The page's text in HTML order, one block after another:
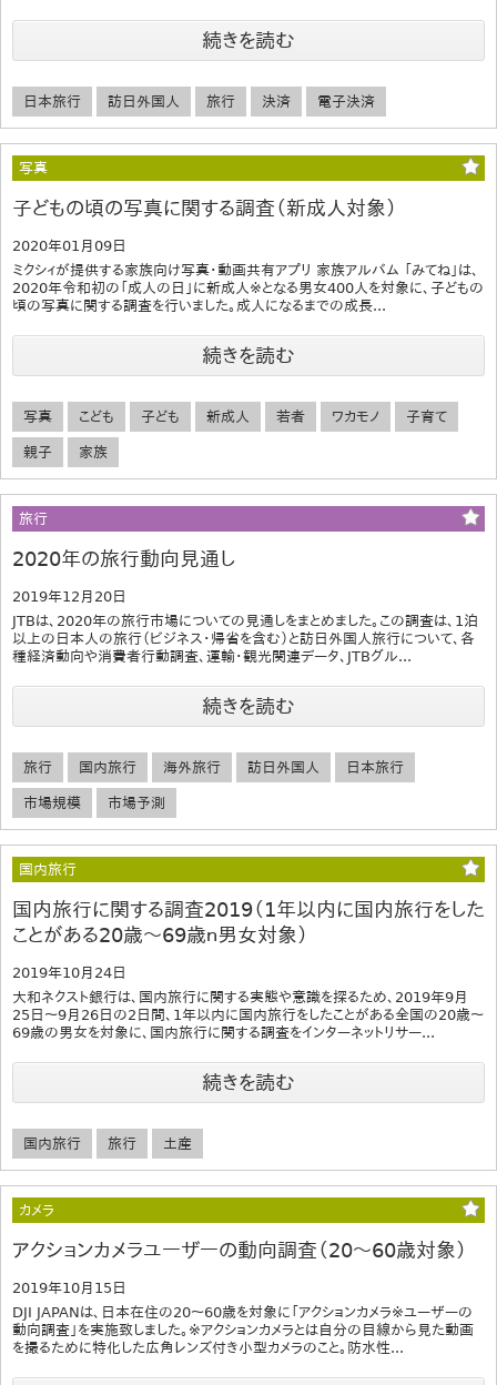
続きを読む
日本旅行 訪日外国人 旅行 決済 電子決済
写真
子どもの頃の写真に関する調査（新成人対象）
2020年01月09日
ミクシィが提供する家族向け写真・動画共有アプリ 家族アルバム 「みてね」は、
2020年令和初の「成人の日」に新成人※となる男女400人を対象に、子どもの
頃の写真に関する調査を行いました。成人になるまでの成長...
続きを読む
写真 こども 子ども 新成人 若者 ワカモノ 子育て
親子 家族
旅行
2020年の旅行動向見通し
2019年12月20日
JTBは、2020年の旅行市場についての見通しをまとめました。この調査は、1泊
以上の日本人の旅行（ビジネス･帰省を含む）と訪日外国人旅行について、各
種経済動向や消費者行動調査、運輸・観光関連データ、JTBグル...
続きを読む
旅行 国内旅行 海外旅行 訪日外国人 日本旅行
市場規模 市場予測
国内旅行
国内旅行に関する調査2019（1年以内に国内旅行をした
ことがある20歳～69歳ｎ男女対象）
2019年10月24日
大和ネクスト銀行は、国内旅行に関する実態や意識を探るため、2019年9月
25日～9月26日の2日間、1年以内に国内旅行をしたことがある全国の20歳～
69歳の男女を対象に、国内旅行に関する調査をインターネットリサー...
続きを読む
国内旅行 旅行 土産
カメラ
アクションカメラユーザーの動向調査（20～60歳対象）
2019年10月15日
DJI JAPANは、日本在住の20～60歳を対象に「アクションカメラ※ユーザーの
動向調査」を実施致しました。※アクションカメラとは自分の目線から見た動画
を撮るために特化した広角レンズ付き小型カメラのこと。防水性...